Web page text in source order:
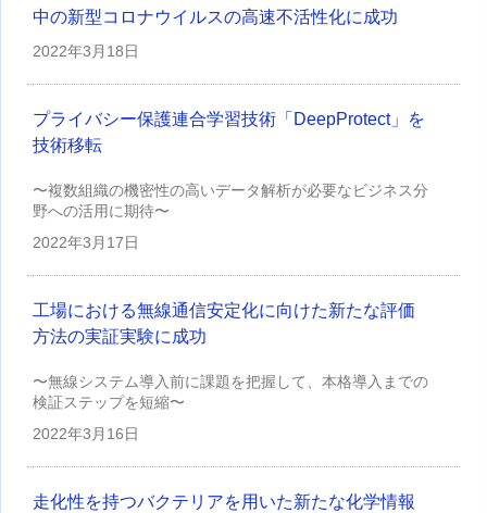
中の新型コロナウイルスの高速不活性化に成功
2022年3月18日
プライバシー保護連合学習技術「DeepProtect」を
技術移転
〜複数組織の機密性の高いデータ解析が必要なビジネス分
野への活用に期待〜
2022年3月17日
工場における無線通信安定化に向けた新たな評価
方法の実証実験に成功
〜無線システム導入前に課題を把握して、本格導入までの
検証ステップを短縮〜
2022年3月16日
走化性を持つバクテリアを用いた新たな化学情報